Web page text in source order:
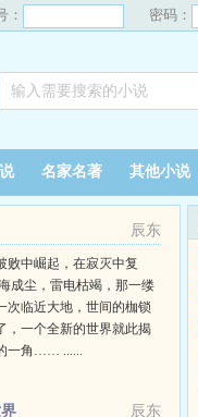
： 密码：
名家名著 其他小说
辰东
败中崛起，在寂灭中复
成尘，雷电枯竭，那一缕
次临近大地，世间的枷锁
，一个全新的世界就此揭
一角…… ......
辰东